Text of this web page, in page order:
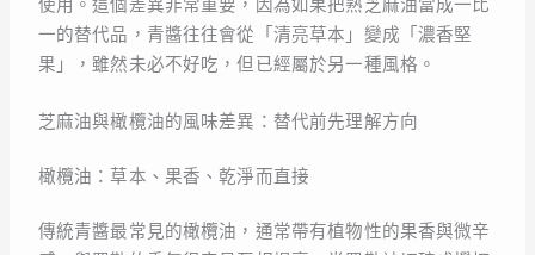
使用。這個差異非常重要，因為如果把熟芝麻油當成一比
一的替代品，青醬往往會從「清亮草本」變成「濃香堅
果」，雖然未必不好吃，但已經屬於另一種風格。
芝麻油與橄欖油的風味差異：替代前先理解方向
橄欖油：草本、果香、乾淨而直接
傳統青醬最常見的橄欖油，通常帶有植物性的果香與微辛